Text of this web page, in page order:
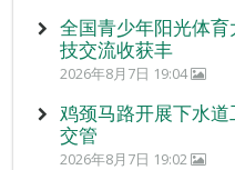
全国青少年阳光体
技交流收获丰
2026年8月7日 19:04
鸡颈马路开展下水
交管
2026年8月7日 19:02